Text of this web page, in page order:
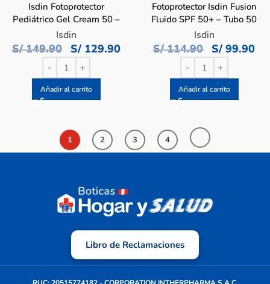
Isdin Fotoprotector
Pediátrico Gel Cream 50 –
Tubo 250 ML
Isdin
S/149.90 S/129.90
Añadir al carrito
Fotoprotector Isdin Fusion
Fluido SPF 50+ – Tubo 50
ML
Isdin
S/114.90 S/ 99.90
Añadir al carrito
1 2 3 4
Libro de Reclamaciones